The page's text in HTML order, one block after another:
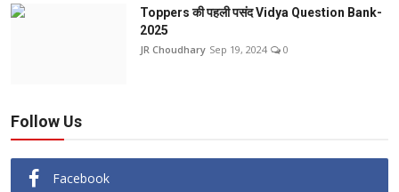
Toppers की पहली पसंद Vidya Question Bank-
2025
JR Choudhary Sep 19, 2024 0
Follow Us
Facebook